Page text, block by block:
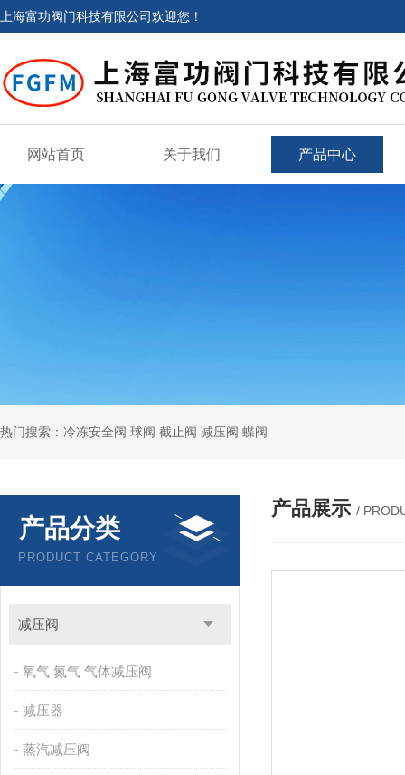
上海富功阀门科技有限公司欢迎您！
网站首页 关于我们 产品中心
热门搜索：冷冻安全阀 球阀 截止阀 减压阀 蝶阀
产品分类
PRODUCT CATEGORY
减压阀
氧气 氮气 气体减压阀
减压器
蒸汽减压阀
产品展示 /